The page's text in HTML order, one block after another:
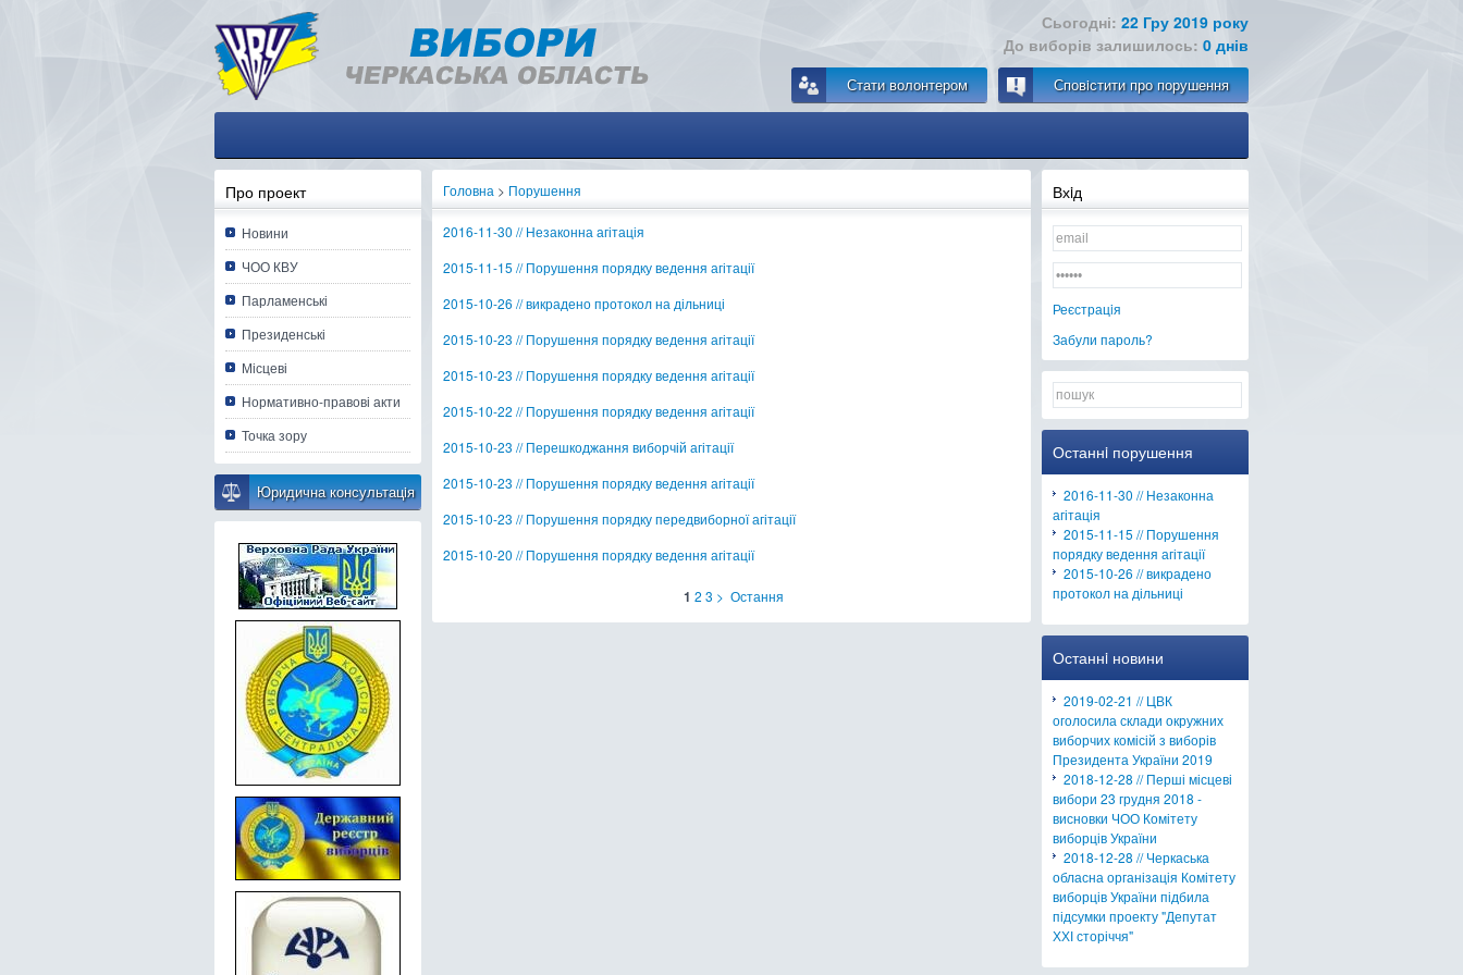
Сьогодні: 22 Гру 2019 року
До виборів залишилось: 0 днів
Сповiстити про порушення
Стати волонтером
Про проект
Новини
ЧОО КВУ
Парламенські
Президенські
Місцеві
Нормативно-правові акти
Точка зору
Юридична консультацiя
Головна > Порушення
2016-11-30 // Незаконна агітація
2015-11-15 // Порушення порядку ведення агітації
2015-10-26 // викрадено протокол на дільниці
2015-10-23 // Порушення порядку ведення агітації
2015-10-23 // Порушення порядку ведення агітації
2015-10-22 // Порушення порядку ведення агітації
2015-10-23 // Перешкоджання виборчій агітації
2015-10-23 // Порушення порядку ведення агітації
2015-10-23 // Порушення порядку передвиборної агітації
2015-10-20 // Порушення порядку ведення агітації
1 2 3 > Остання
Вхiд
Реєстрацiя
Забули пароль?
Останнi порушення
2016-11-30 // Незаконна
агітація
2015-11-15 // Порушення
порядку ведення агітації
2015-10-26 // викрадено
протокол на дільниці
Останнi новини
2019-02-21 // ЦВК
оголосила склади окружних
виборчих комісій з виборів
Президента України 2019
2018-12-28 // Перші місцеві
вибори 23 грудня 2018 -
висновки ЧОО Комітету
виборців України
2018-12-28 // Черкаська
обласна організація Комітету
виборців України підбила
підсумки проекту "Депутат
ХХІ сторіччя"